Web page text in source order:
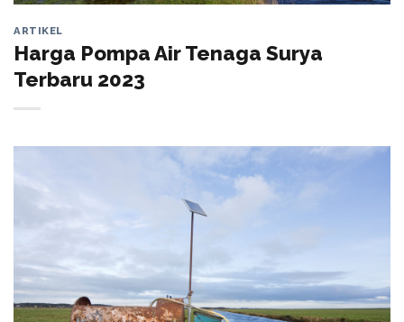
ARTIKEL
Harga Pompa Air Tenaga Surya
Terbaru 2023